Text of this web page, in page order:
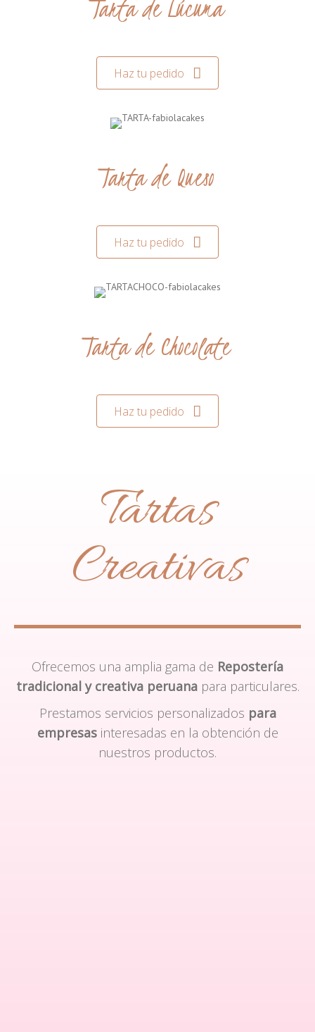
Tarta de Lúcuma
Haz tu pedido
Tarta de Queso
Haz tu pedido
Tarta de Chocolate
Haz tu pedido
Tartas
Creativas
Ofrecemos una amplia gama de Repostería
tradicional y creativa peruanapara particulares.
Prestamos servicios personalizados para
empresasinteresadas en la obtención de
nuestros productos.